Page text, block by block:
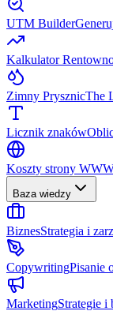
UTM Builder
Kalkulator
Zimny PrysznicThe
Licznik znaków
Koszty strony
Baza wiedzy
BiznesStrategia i
CopywritingPisanie
MarketingStrategie i